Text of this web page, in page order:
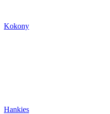
Kokony
Hankies